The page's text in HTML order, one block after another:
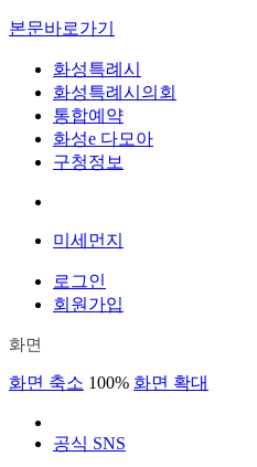
본문바로가기
화성특례시
화성특례시의회
통합예약
화성e 다모아
구청정보
미세먼지
로그인
회원가입
화면
화면 축소 100% 화면 확대
공식 SNS